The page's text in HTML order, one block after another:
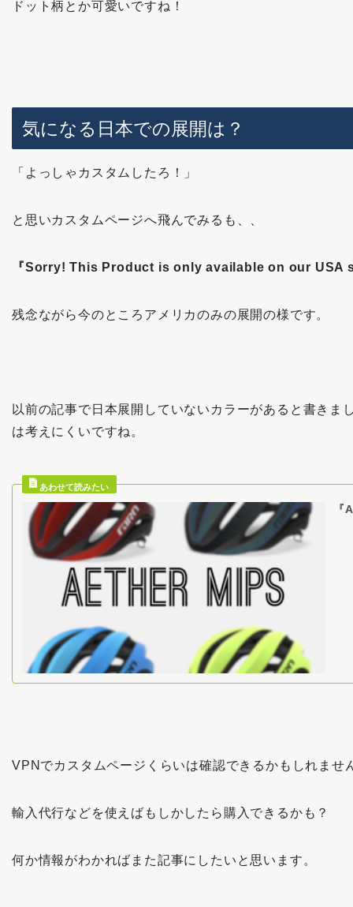
ドット柄とか可愛いですね！
気になる日本での展開は？
「よっしゃカスタムしたろ！」
と思いカスタムページへ飛んでみるも、、
『Sorry! This Product is only available on our USA
残念ながら今のところアメリカのみの展開の様です。
以前の記事で日本展開していないカラーがあると書き
は考えにくいですね。
VPNでカスタムページくらいは確認できるかもしれませ
輸入代行などを使えばもしかしたら購入できるかも？
何か情報がわかればまた記事にしたいと思います。